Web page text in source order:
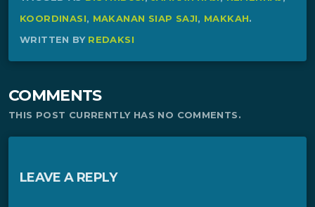
KOORDINASI, MAKANAN SIAP SAJI, MAKKAH.
WRITTEN BY REDAKSI
COMMENTS
THIS POST CURRENTLY HAS NO COMMENTS.
LEAVE A REPLY